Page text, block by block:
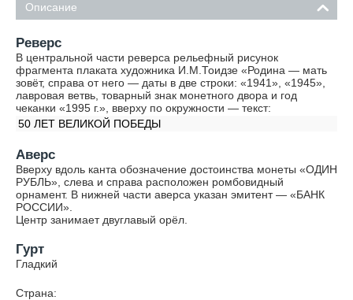
Описание
Реверс
В центральной части реверса рельефный рисунок
фрагмента плаката художника И.М.Тоидзе «Родина — мать
зовёт, справа от него — даты в две строки: «1941», «1945»,
лавровая ветвь, товарный знак монетного двора и год
чеканки «1995 г.», вверху по окружности — текст:
50 ЛЕТ ВЕЛИКОЙ ПОБЕДЫ
Аверс
Вверху вдоль канта обозначение достоинства монеты «ОДИН
РУБЛЬ», слева и справа расположен ромбовидный
орнамент. В нижней части аверса указан эмитент — «БАНК
РОССИИ».
Центр занимает двуглавый орёл.
Гурт
Гладкий
Страна: